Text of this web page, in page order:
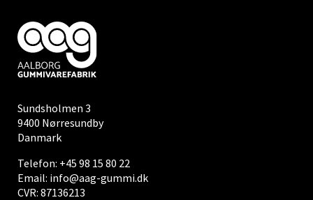
Sundsholmen 3
9400 Nørresundby
Danmark
Telefon: +45 98 15 80 22
Email: info@aag-gummi.dk
CVR: 87136213